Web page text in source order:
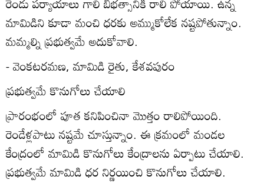
మామిడిని కూడా మంచి ధరకు అమ్ముకోలేక నష్టపోతున్నాం.
మమ్మల్ని ప్రభుత్వమే అదుకోవాలి.
- వెంకటరమణ, మామిడి రైతు, కేశవపురం
ప్రభుత్వమే కొనుగోలు చేయాలి
ప్రారంభంలో పూత కనిపించినా మొత్తం రాలిపోయింది.
రెండేళ్లపాటు నష్టమే చూస్తున్నాం. ఈ క్రమంలో మండల
కేంద్రంలో మామిడి కొనుగోలు కేంద్రాలను ఏర్పాటు చేయాలి.
ప్రభుత్వమే మామిడి ధర నిర్ణయించి కొనుగోలు చేయాలి.